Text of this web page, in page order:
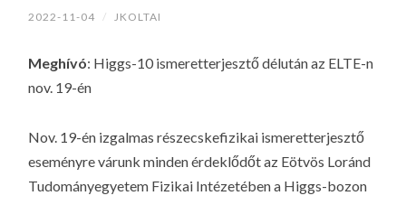
IL
O
KI
G
2022-11-04 / JKOLTAI
Meghívó: Higgs-10 ismeretterjesztő délután az ELTE-n
nov. 19-én
Nov. 19-én izgalmas részecskefizikai ismeretterjesztő
eseményre várunk minden érdeklődőt az Eötvös Loránd
Tudományegyetem Fizikai Intézetében a Higgs-bozon